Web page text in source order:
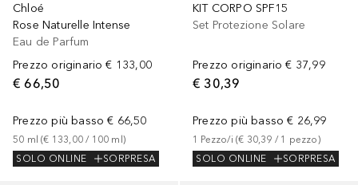
Chloé
Rose Naturelle Intense
Eau de Parfum
Prezzo originario € 133,00
€ 66,50
Prezzo più basso € 66,50
50 ml (€ 133,00 / 100 ml )
SOLO ONLINE
SORPRESA
KIT CORPO SPF15
Set Protezione Solare
Prezzo originario € 37,99
€ 30,39
Prezzo più basso € 26,99
1 Pezzo/i (€ 30,39 / 1 pezzo)
SOLO ONLINE
SORPRESA
+8